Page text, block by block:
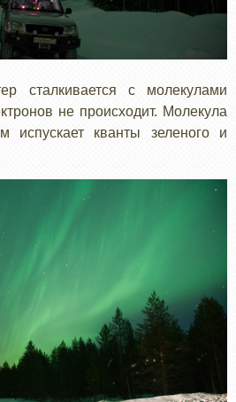
сталкивается с молекулами
не происходит. Молекула
испускает кванты зеленого и